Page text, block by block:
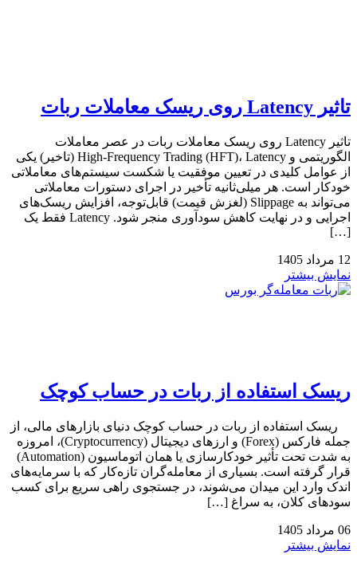
تاثیر Latency روی ریسک معاملات ربات
تاثیر Latency روی ریسک معاملات ربات در عصر معاملات
الگوریتمی و High-Frequency Trading (HFT)، Latency (تاخیر) یکی
از عوامل کلیدی در تعیین موفقیت یا شکست سیستم‌های معاملاتی
خودکار است. هر میلی‌ثانیه تأخیر در اجرای دستورات معاملاتی
می‌تواند به Slippage (لغزش قیمت) قابل‌توجه، افزایش ریسک‌های
اجرایی و در نهایت کاهش سودآوری منجر شود. Latency فقط یک
[…]
12 مرداد 1405
نمایش بیشتر
ریسک استفاده از ربات در حساب کوچک
ریسک استفاده از ربات در حساب کوچک دنیای بازارهای مالی، از
جمله فارکس (Forex) و ارزهای دیجیتال (Cryptocurrency)، امروزه
به شدت تحت تأثیر خودکارسازی یا همان اتوماسیون (Automation)
قرار گرفته است. بسیاری از معامله‌گران تازه‌کار که با سرمایه‌های
اندک وارد این میدان می‌شوند، در جستجوی راهی سریع برای کسب
سودهای کلان، به سراغ […]
06 مرداد 1405
نمایش بیشتر